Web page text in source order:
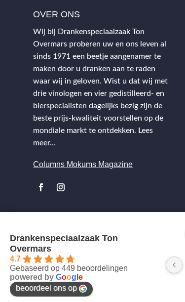
OVER ONS
Wij bij Drankenspeciaalzaak Ton
Overmars proberen uw en ons leven al
sinds 1971 een beetje aangenamer te
maken door u dranken aan te raden
waar wij in geloven. Wist u dat wij met
drie vinologen en vier gedistilleerd- en
bierspecialisten dagelijks bezig zijn de
beste prijs-kwaliteit voorstellen op de
mondiale markt te ontdekken. Lees
meer…
Columns Mokums Magazine
Drankenspeciaalzaak Ton
Overmars
4.7
Gebaseerd op 449 beoordelingen
powered by Goog e
beoordeel ons op